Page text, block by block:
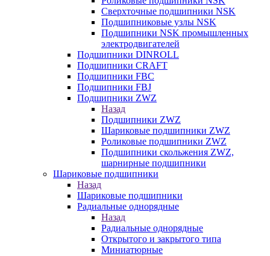
Сверхточные подшипники NSK
Подшипниковые узлы NSK
Подшипники NSK промышленных
электродвигателей
Подшипники DINROLL
Подшипники CRAFT
Подшипники FBC
Подшипники FBJ
Подшипники ZWZ
Назад
Подшипники ZWZ
Шариковые подшипники ZWZ
Роликовые подшипники ZWZ
Подшипники скольжения ZWZ,
шарнирные подшипники
Шариковые подшипники
Назад
Шариковые подшипники
Радиальные однорядные
Назад
Радиальные однорядные
Открытого и закрытого типа
Миниатюрные